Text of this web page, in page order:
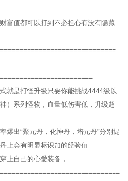
富值都可以打到不必担心有没有隐藏
就是打怪升级只要你能挑战4444级以
）系列怪物，血量低伤害低，升级超
爆出“聚元丹，化神丹，培元丹”分别提
上会有明显标识加的经验值
上自己的心爱装备，